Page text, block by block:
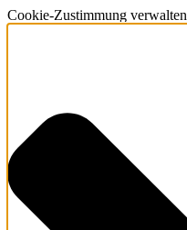
Cookie-Zustimmung verwalten